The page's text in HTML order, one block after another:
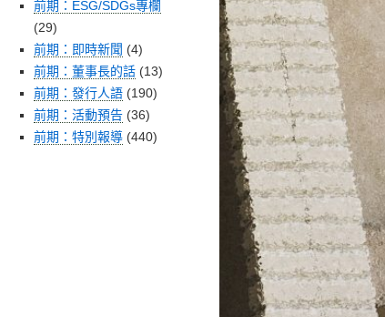
前期：ESG/SDGs專欄
(29)
前期：即時新聞 (4)
前期：董事長的話 (13)
前期：發行人語 (190)
前期：活動預告 (36)
前期：特別報導 (440)